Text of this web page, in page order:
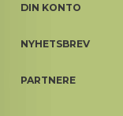
DIN KONTO
NYHETSBREV
PARTNERE